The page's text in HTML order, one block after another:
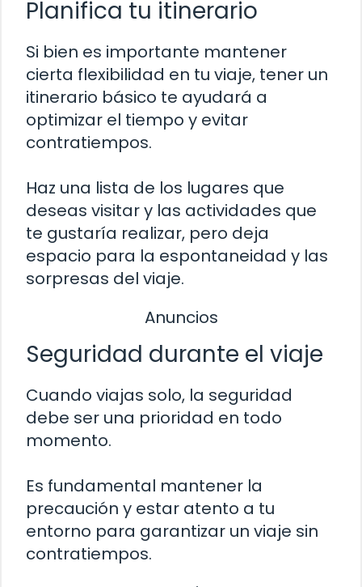
Planifica tu itinerario
Si bien es importante mantener
cierta flexibilidad en tu viaje, tener un
itinerario básico te ayudará a
optimizar el tiempo y evitar
contratiempos.
Haz una lista de los lugares que
deseas visitar y las actividades que
te gustaría realizar, pero deja
espacio para la espontaneidad y las
sorpresas del viaje.
Anuncios
Seguridad durante el viaje
Cuando viajas solo, la seguridad
debe ser una prioridad en todo
momento.
Es fundamental mantener la
precaución y estar atento a tu
entorno para garantizar un viaje sin
contratiempos.